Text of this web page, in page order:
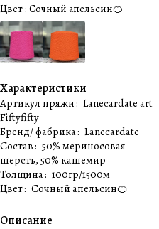
Цвет : Сочный апельсин🍊
Характеристики
Артикул пряжи: Lanecardate art
Fiftyfifty
Бренд/ фабрика: Lanecardate
Состав: 50% мериносовая
шерсть, 50% кашемир
Толщина: 100гр/1500м
Цвет: Сочный апельсин🍊
Описание